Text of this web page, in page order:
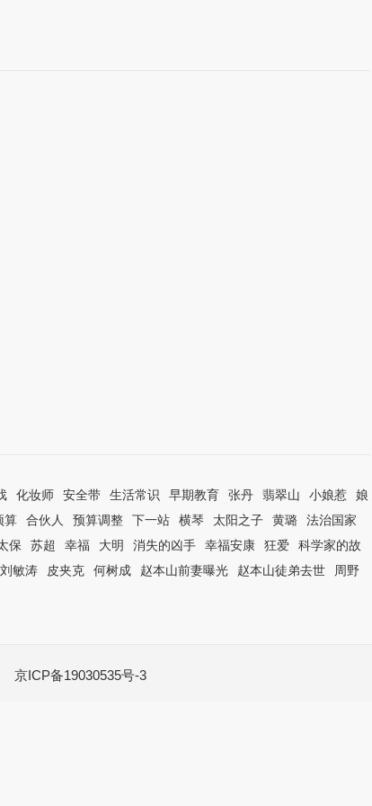
化妆师 安全带 生活常识 早期教育 张丹 翡翠山 小娘惹
娘
算 合伙人 预算调整 下一站 横琴 太阳之子 黄璐
法治国家
保 苏超 幸福 大明 消失的凶手 幸福安康 狂爱
科学家的故
刘敏涛 皮夹克 何树成 赵本山前妻曝光 赵本山徒弟去世
周野
京ICP备19030535号-3